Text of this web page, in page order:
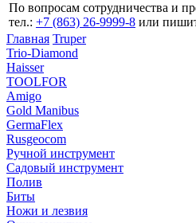
По вопросам сотрудничества и
тел.: +7 (863) 26‐9999‐8 или
Главная Truper
Trio-Diamond
Haisser
TOOLFOR
Amigo
Gold Manibus
GermaFlex
Rusgeocom
Ручной инструмент
Садовый инструмент
Полив
Биты
Ножи и лезвия